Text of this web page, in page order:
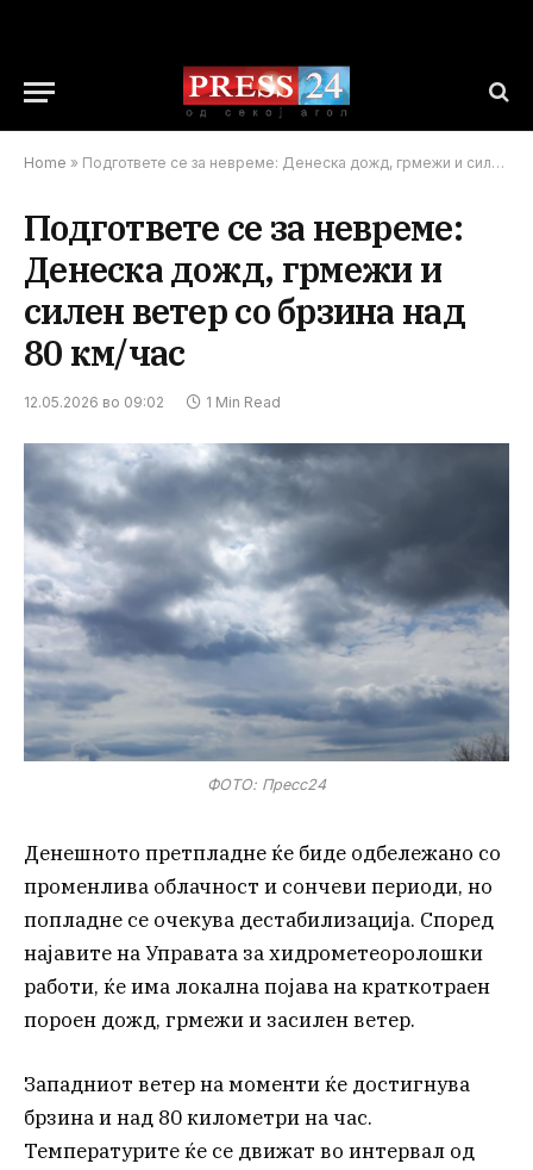
Home » Подгответе се за невреме: Денеска дожд, грмежи и силен ветер со брзина над 80 км/час
Подгответе се за невреме:
Денеска дожд, грмежи и
силен ветер со брзина над
80 км/час
12.05.2026 во 09:02 1 Min Read
ФОТО: Пресс24
Денешното претпладне ќе биде одбележано со
променлива облачност и сончеви периоди, но
попладне се очекува дестабилизација. Според
најавите на Управата за хидрометеоролошки
работи, ќе има локална појава на краткотраен
пороен дожд, грмежи и засилен ветер.
Западниот ветер на моменти ќе достигнува
брзина и над 80 километри на час.
Температурите ќе се движат во интервал од